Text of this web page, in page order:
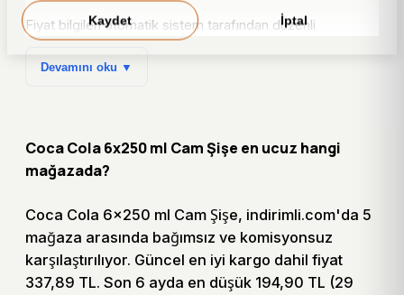
Fiyat bilgileri otomatik sistem tarafından düzenli
doğrulamanız önerilir.
Coca Cola 6x250 ml Cam Şişe için fiyatı kargo dahil
toplam tutarla karşılaştırın.
yakın olup olmadığını kontrol edin.
Mağaza bağlantısına geçmeden önce stok, teslimat
ve kampanya koşullarını doğrulayın.
Devamını oku ▼
Coca Cola 6x250 ml Cam Şişe en ucuz hangi
mağazada?
Coca Cola 6x250 ml Cam Şişe, indirimli.com'da 5
mağaza arasında bağımsız ve komisyonsuz
karşılaştırılıyor. Güncel en iyi kargo dahil fiyat
337,89 TL. Son 6 ayda en düşük 194,90 TL (29
Kaydet İptal